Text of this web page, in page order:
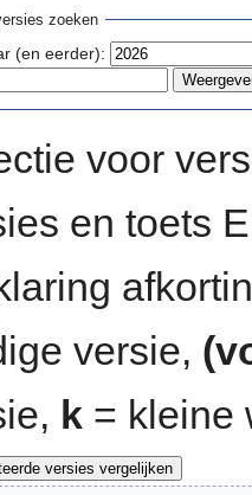
zoeken
(en eerder):
voor
en toets
versie,
k = kleine